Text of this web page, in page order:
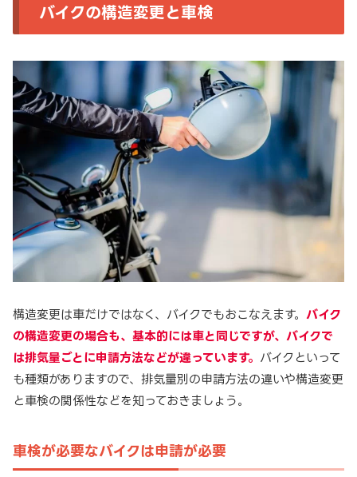
バイクの構造変更と車検
構造変更は車だけではなく、バイクでもおこなえます。 バイク
の構造変更の場合も、基本的には車と同じですが、バイクで
は排気量ごとに申請方法などが違っています。 バイクといって
も種類がありますので、排気量別の申請方法の違いや構造変更
と車検の関係性などを知っておきましょう。
車検が必要なバイクは申請が必要